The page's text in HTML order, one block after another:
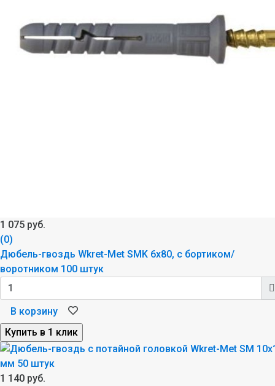
1 075 руб.
(0)
Дюбель-гвоздь Wkret-Met SMK 6x80, с бортиком/
воротником 100 штук
В корзину
1 140 руб.